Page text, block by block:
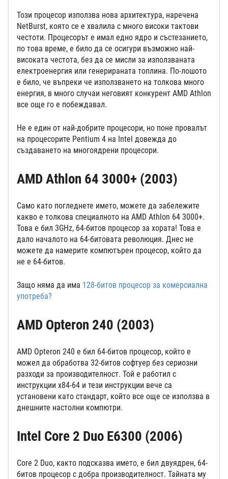
Този процесор използва нова архитектура, наречена
NetBurst, която се е хвалила с много високи тактови
честоти. Процесорът е имал едно ядро и състезанието,
по това време, е било да се осигури възможно най-
високата честота, без да се мисли за използваната
електроенергия или генерираната топлина. По-лошото
е било, че въпреки че използването на толкова много
енергия, в много случаи неговият конкурент AMD Athlon
все още го е побеждавал.
Не е един от най-добрите процесори, но поне провалът
на процесорите Pentium 4 на Intel довежда до
създаването на многоядрени процесори.
AMD Athlon 64 3000+ (2003)
Само като погледнете името, можете да забележите
какво е толкова специалното на AMD Athlon 64 3000+.
Това е бил 3GHz, 64-битов процесор за хората! Това е
дало началото на 64-битовата революция. Днес не
можете да намерите компютърен процесор, който да
не е 64-битов.
Защо няма да има 128-битов процесор за комерсиална
употреба?
AMD Opteron 240 (2003)
AMD Opteron 240 е бил 64-битов процесор, който е
можел да обработва 32-битов софтуер без сериозни
разходи за производителност. Той е работил с
инструкции x84-64 и тези инструкции вече са
установени като стандарт, който все още се използва в
днешните настолни компютри.
Intel Core 2 Duo E6300 (2006)
Core 2 Duo, както подсказва името, е бил двуядрен, 64-
битов процесор с добра производителност. Тайната му